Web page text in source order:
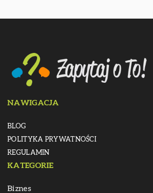
NAWIGACJA
BLOG
POLITYKA PRYWATNOŚCI
REGULAMIN
KATEGORIE
Biznes